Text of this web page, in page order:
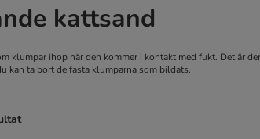
kattsand
klumpar ihop när den kommer i kontakt med fukt. Det är
kan ta bort de fasta klumparna som bildats.